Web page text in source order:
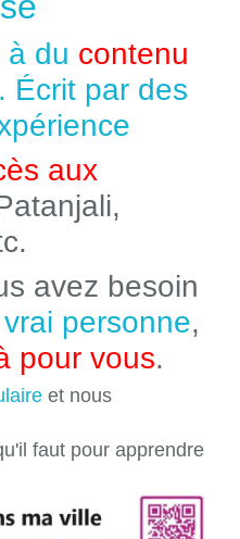
à du contenu
. Écrit par des
aux
avez besoin
personne,
pour vous.
et nous
faut pour apprendre